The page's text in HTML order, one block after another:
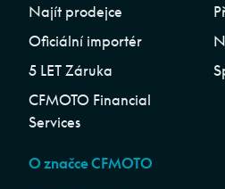
Najít prodejce
Oficiální importér
5 LET Záruka
CFMOTO Financial
Services
O značce CFMOTO